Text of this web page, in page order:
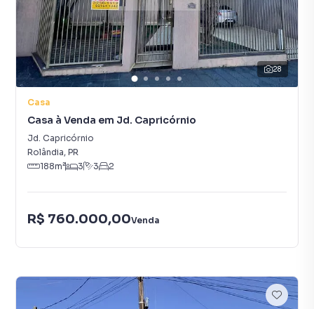
28
Casa
Casa à Venda em Jd. Capricórnio
Jd. Capricórnio
Rolândia, PR
188m² 3 3 2
R$ 760.000,00Venda